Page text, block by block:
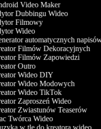
Video Maker
Dubbingu Wideo
Filmowy
Wideo
automatycznych napisów
Filmów Dekoracyjnych
Filmów Zapowiedzi
Outro
Wideo DIY
Wideo Modowych
Wideo TikTok
Zaproszeń Wideo
Zwiastunów Teaserów
Twórca Wideo